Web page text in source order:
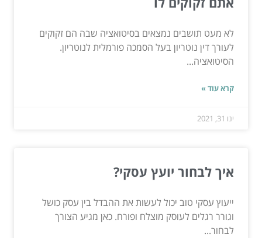
לא מעט תושבים נמצאים בסיטואציה שבה הם זקוקים
לעורך דין נוטריון בעל הסמכה פורמלית לנוטריון.
הסיטואציה...
קרא עוד »
ינו 31, 2021
איך לבחור יועץ עסקי?
ייעוץ עסקי טוב יכול לעשות את ההבדל בין עסק כושל
וגורר רגלים לעוסק מוצלח ופורח. כאן מגיע הצורך
לבחור...